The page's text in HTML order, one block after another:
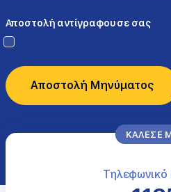
Αποστολή αντίγραφου σε σας
Captcha
Αποστολή Μηνύματος
ΚΑΛΕΣΕ
Τηλεφωνικό